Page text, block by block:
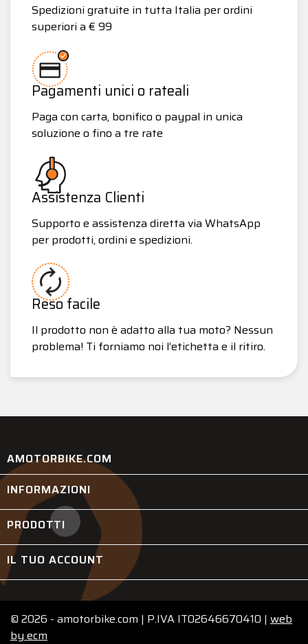
Spedizioni gratuite in tutta Italia per ordini
superiori a € 99
Pagamenti unici o rateali
Paga con carta, bonifico o paypal in unica
soluzione o fino a tre rate
Assistenza Clienti
Supporto e assistenza diretta via WhatsApp
per prodotti, ordini e spedizioni.
Reso facile
Il prodotto non è adatto alla tua moto? Nessun
problema! Ti forniamo noi l’etichetta e il ritiro.
AMOTORBIKE.COM
INFORMAZIONI
PRODOTTI
IL TUO ACCOUNT
© 2026 - amotorbike.com | P.IVA IT02646670410 | web
byecm